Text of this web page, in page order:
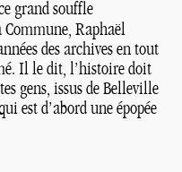
grand souffle
Commune, Raphaël
des archives en tout
Il le dit, l’histoire doit
gens, issus de Belleville
est d’abord une épopée